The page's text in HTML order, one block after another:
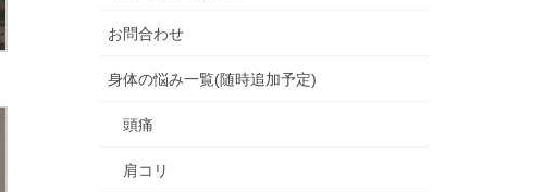
お問合わせ
身体の悩み一覧(随時追加予定)
頭痛
肩コリ